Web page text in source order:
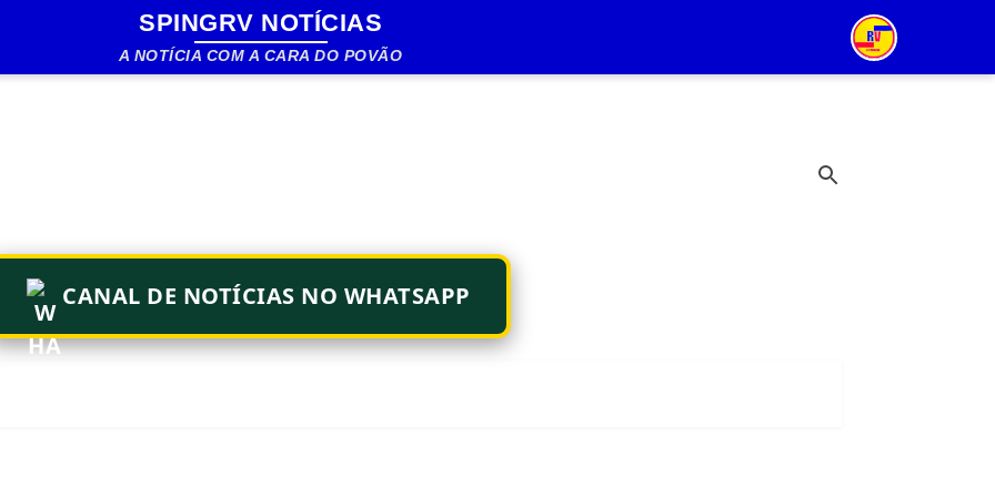
Pular para o conteúdo principal
SPINGRV NOTÍCIAS
A NOTÍCIA COM A CARA DO POVÃO
CANAL DE NOTÍCIAS NO WHATSAPP